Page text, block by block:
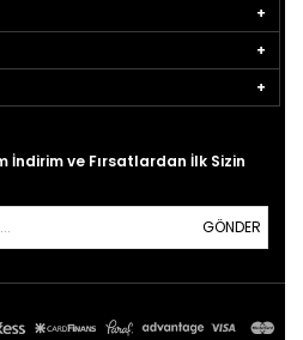
İndirim ve Fırsatlardan İlk Sizin
GÖNDER